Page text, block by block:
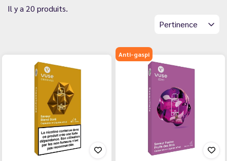
Il y a 20 produits.
Pertinence
Anti-gaspi